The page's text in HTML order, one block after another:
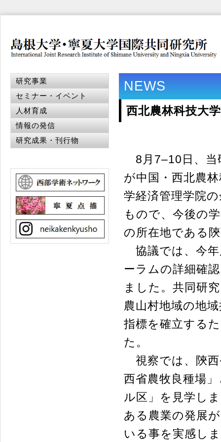
NEWS
西北農林科技大
8月7–10日、当
が中国・西北農
学経済管理学院
もので、今後の
の所在地である
協議では、今年
ーラムの詳細確
ました。共同研
農山村地域の地
指標を確立する
た。
視察では、陝西
西省農牧良種場
ル区」を見学し
ある農業の発展
いる事を実感し
研究事業
セミナー・イベント
人材育成
情報の発信
研究成果・刊行物